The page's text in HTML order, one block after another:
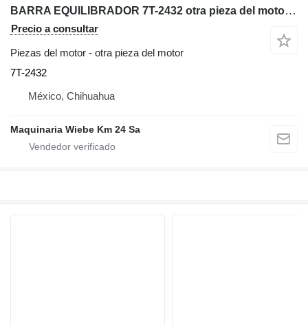
BARRA EQUILIBRADOR 7T-2432 otra pieza del motor para Caterpillar D8N bulldozer
Precio a consultar
Piezas del motor - otra pieza del motor
7T-2432
México, Chihuahua
Maquinaria Wiebe Km 24 Sa